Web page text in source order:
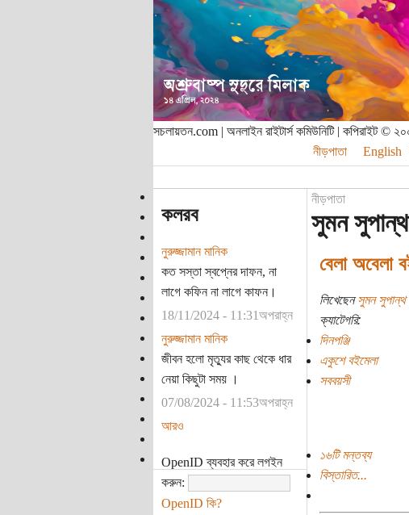
সচলায়তন.com | অনলাইন রাইটার্স কমিউনিটি | কপিরাইট ©
নীড়পাতা
English
কলরব
নুরুজ্জামান মানিক
কত সস্তা স্বপ্নের দাফন, না
লাগে কফিন না লাগে কাফন।
18/11/2024 - 11:31অপরাহ্ন
নুরুজ্জামান মানিক
জীবন হলো মৃত্যুর কাছ থেকে ধার
নেয়া কিছুটা সময় ।
07/08/2024 - 11:53অপরাহ্ন
আরও
OpenID ব্যবহার করে লগইন
করুন:
OpenID কি?
নীড়পাতা
সুমন
বেলা অবেলা
লিখেছেনসুমন সুপান্থ
ক্যাটেগরি:
দিনপঞ্জি
একুশে বইমেলা
সববয়সী
১৬টি মন্তব্য
বিস্তারিত...